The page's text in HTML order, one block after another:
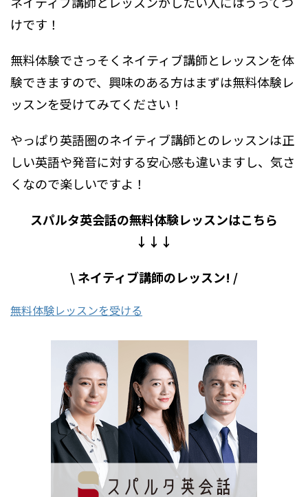
けです！
無料体験でさっそくネイティブ講師とレッスンを体
験できますので、興味のある方はまずは無料体験レ
ッスンを受けてみてください！
やっぱり英語圏のネイティブ講師とのレッスンは正
しい英語や発音に対する安心感も違いますし、気さ
くなので楽しいですよ！
スパルタ英会話の無料体験レッスンはこちら
↓↓↓
\ ネイティブ講師のレッスン! /
無料体験レッスンを受ける